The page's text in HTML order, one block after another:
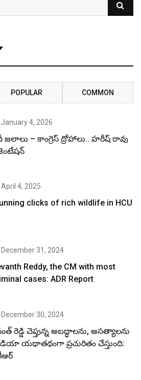
POPULAR COMMON
January 4, 2026
జలాలు – కాంగ్రెస్ ద్రోహాలు.. హరీష్ రావు
April 4, 2025
clicks of rich wildlife in HCU
December 31, 2024
Reddy, the CM with most
cases: ADR Report
December 30, 2024
రెడ్డి చెప్తున్న అబద్ధాలను, అసత్యాలను
యథాతథంగా ప్రచురితం చేస్తుంది: